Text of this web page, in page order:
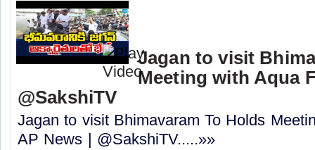
Jagan to visit
Meeting with Aqua
@SakshiTV
Jagan to visit Bhimavaram To Holds
AP News | @SakshiTV.....»»